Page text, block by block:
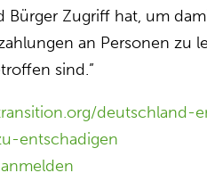
Bürger Zugriff hat, um
an Personen zu
sind.”
deutschland-
entschadigen